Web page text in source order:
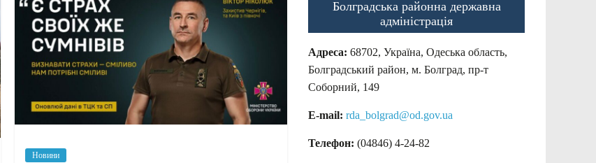
Новини
Болградська районна державна
адміністрація
Адреса: 68702, Україна, Одеська область,
Болградський район, м. Болград, пр-т
Соборний, 149
E-mail: rda_bolgrad@od.gov.ua
Телефон: (04846) 4-24-82